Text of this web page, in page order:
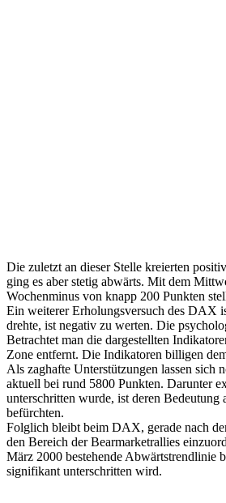
Die zuletzt an dieser Stelle kreierten
ging es aber stetig abwärts. Mit dem
Wochenminus von knapp 200 Punkten
Ein weiterer Erholungsversuch des DAX
drehte, ist negativ zu werten. Die
Betrachtet man die dargestellten
Zone entfernt. Die Indikatoren billigen
Als zaghafte Unterstützungen lassen
aktuell bei rund 5800 Punkten. Darunter
unterschritten wurde, ist deren
befürchten.
Folglich bleibt beim DAX, gerade nach
den Bereich der Bearmarketrallies
März 2000 bestehende Abwärtstrendlinie
signifikant unterschritten wird.